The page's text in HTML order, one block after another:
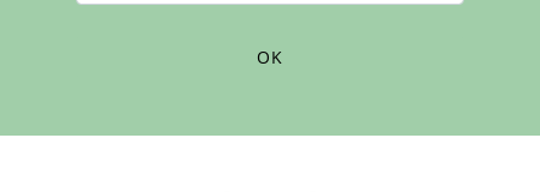
OK